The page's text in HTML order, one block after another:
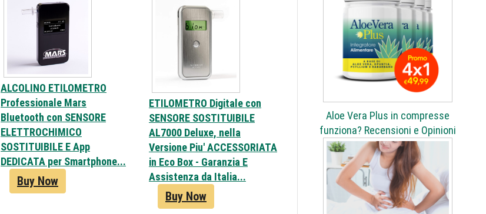
ALCOLINO ETILOMETRO
Professionale Mars
Bluetooth con SENSORE
ELETTROCHIMICO
SOSTITUIBILE E App
DEDICATA per Smartphone...
Buy Now
ETILOMETRO Digitale con
SENSORE SOSTITUIBILE
AL7000 Deluxe, nella
Versione Piu' ACCESSORIATA
in Eco Box - Garanzia E
Assistenza da Italia...
Buy Now
Aloe Vera Plus in compresse
funziona? Recensioni e Opinioni